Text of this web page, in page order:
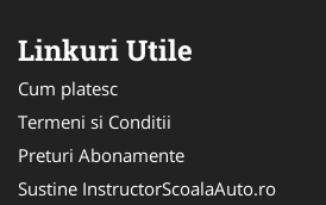
Linkuri Utile
Cum platesc
Termeni si Conditii
Preturi Abonamente
Sustine InstructorScoalaAuto.ro